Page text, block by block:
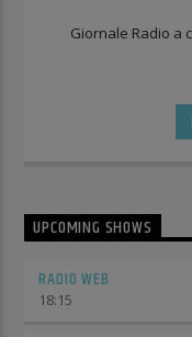
Giornale Radio a
UPCOMING SHOWS
RADIO WEB
18:15